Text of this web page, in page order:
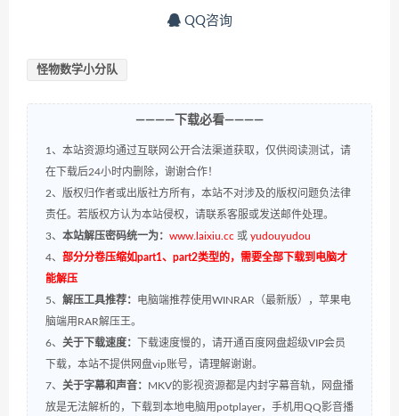
QQ咨询
怪物数学小分队
————下载必看————
1、本站资源均通过互联网公开合法渠道获取，仅供阅读测试，请
在下载后24小时内删除，谢谢合作！
2、版权归作者或出版社方所有，本站不对涉及的版权问题负法律
责任。若版权方认为本站侵权，请联系客服或发送邮件处理。
3、 本站解压密码统一为： www.laixiu.cc 或 yudouyudou
4、 部分分卷压缩如part1、part2类型的，需要全部下载到电脑才
能解压
5、 解压工具推荐： 电脑端推荐使用WINRAR（最新版），苹果电
脑端用RAR解压王。
6、 关于下载速度：
下载速度慢的，请开通百度网盘超级VIP会员
下载，本站不提供网盘vip账号，请理解谢谢。
7、 关于字幕和声音： MKV的影视资源都是内封字幕音轨，网盘播
放是无法解析的，下载到本地电脑用potplayer，手机用QQ影音播